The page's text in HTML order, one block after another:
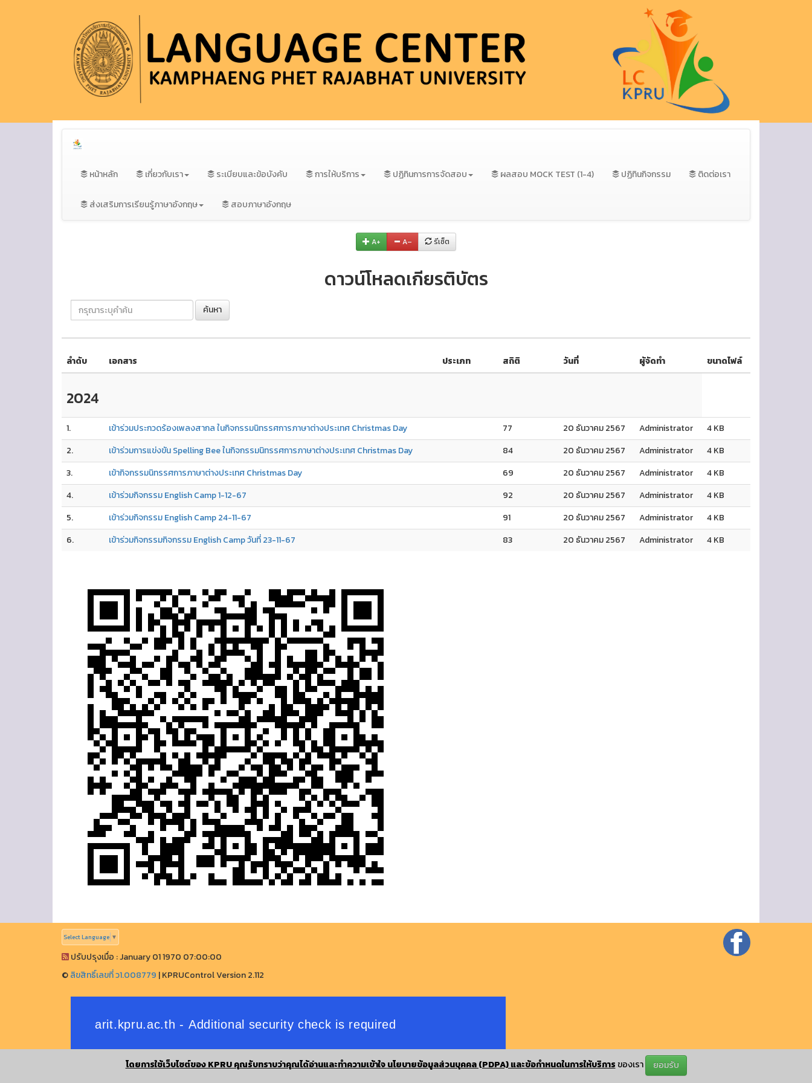
หน้าหลัก เกี่ยวกับเรา ระเบียบและข้อบังคับ การให้บริการ ปฏิทินการการจัดสอบ ผลสอบ MOCK TEST (1-4) ปฏิทินกิจกรรม ติดต่อเรา
ส่งเสริมการเรียนรู้ภาษาอังกฤษ สอบภาษาอังกฤษ
A+ A– รีเซ็ต
ดาวน์โหลดเกียรติบัตร
ค้นหา
ลำดับ เอกสาร ประเภท สถิติ วันที่ ผู้จัดทำ ขนาดไฟล์
2024
1. เข้าร่วมประกวดร้องเพลงสากล ในกิจกรรมนิทรรศการภาษาต่างประเทศ Christmas Day 77 20 ธันวาคม 2567 Administrator
4 KB
2.
เข้าร่วมการแข่งขัน Spelling Bee ในกิจกรรมนิทรรศการภาษาต่างประเทศ Christmas Day 84 20 ธันวาคม 2567 Administrator
4 KB
3.
เข้ากิจกรรมนิทรรศการภาษาต่างประเทศ Christmas Day 69 20 ธันวาคม 2567 Administrator
4 KB
4.
เข้าร่วมกิจกรรม English Camp 1-12-67 92 20 ธันวาคม 2567 Administrator
4 KB
5.
เข้าร่วมกิจกรรม English Camp 24-11-67 91 20 ธันวาคม 2567 Administrator
4 KB
6.
เข้าร่วมกิจกรรมกิจกรรม English Camp วันที่ 23-11-67 83 20 ธันวาคม 2567 Administrator 4 KB
โดยการใช้เว็บไซต์ของ KPRU คุณรับทราบว่าคุณได้อ่านและทำความเข้าใจนโยบายข้อมูลส่วนบุคคล (PDPA) และข้อกำหนดในการให้บริการของเรา ยอมรับ
Select Language ▼
ปรับปรุงเมื่อ : January 01 1970 07:00:00
©ลิขสิทธิ์เลขที่ ว1.008779 |KPRUControl Version 2.112